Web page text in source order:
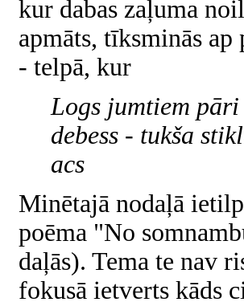
kur dabas zaļuma
apmāts, tīksminās ap
- telpā, kur
Logs jumtiem pāri
debess - tukša
acs
Minētajā nodaļā
poēma "No
daļās). Tema te nav
fokusā ietverts kāds